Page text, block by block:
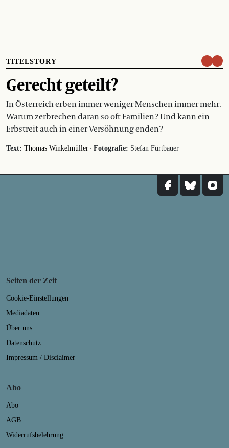
TITELSTORY
Gerecht geteilt?
In Österreich erben immer weniger Menschen immer mehr.
Warum zerbrechen daran so oft Familien? Und kann ein
Erbstreit auch in einer Versöhnung enden?
Text: Thomas Winkelmüller · Fotografie: Stefan Fürtbauer
Seiten der Zeit
Cookie-Einstellungen
Mediadaten
Über uns
Datenschutz
Impressum / Disclaimer
Abo
Abo
AGB
Widerrufsbelehrung